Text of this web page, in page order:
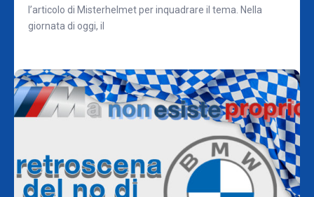
l’articolo di Misterhelmet per inquadrare il tema. Nella
giornata di oggi, il